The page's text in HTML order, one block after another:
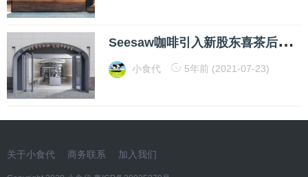
S
eesaw咖啡引入新股东喜茶后5年冲刺千店！今天，我们和创始人聊了聊
小食代 5年前 (2021-07-23)
关于小食代 商务联系 加入我们